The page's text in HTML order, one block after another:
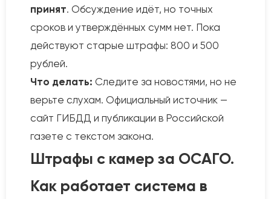
принят. Обсуждение идёт, но точных
сроков и утверждённых сумм нет. Пока
действуют старые штрафы: 800 и 500
рублей.
Что делать: Следите за новостями, но не
верьте слухам. Официальный источник —
сайт ГИБДД и публикации в Российской
газете с текстом закона.
Штрафы с камер за ОСАГО.
Как работает система в